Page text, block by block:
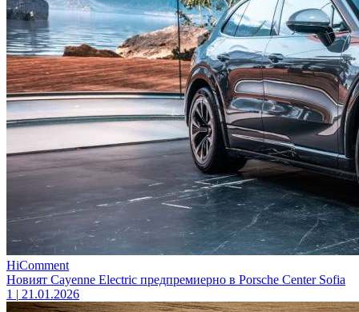
HiComment
Новият Cayenne Electric предпремиерно в Porsche Center Sofia
1 | 21.01.2026